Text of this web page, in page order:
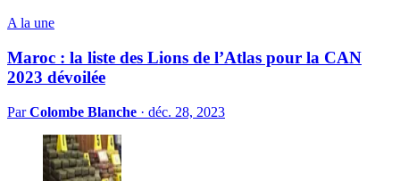
A la une
Maroc : la liste des Lions de l’Atlas pour la CAN
2023 dévoilée
ParColombe Blanche · déc. 28, 2023